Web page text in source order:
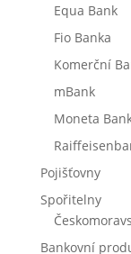
Equa Bank
Fio Banka
Komerční
mBank
Moneta
Pojišťovny
Spořitelny
Bankovní